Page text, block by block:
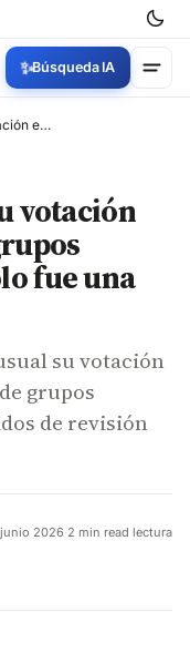
✨Búsqueda IA
Cepeda quintuplicó su votación en zonas donde hay grupos armados ilegales: ¿solo fue una casualidad?
votación
fue una
su votación
grupos
de revisión
2026·2 min read lectura